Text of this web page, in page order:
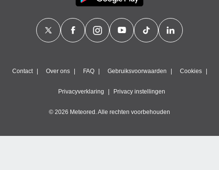
Contact Over ons FAQ Gebruiksvoorwaarden Cookies
Privacyverklaring Privacy instellingen
© 2026 Meteored. Alle rechten voorbehouden